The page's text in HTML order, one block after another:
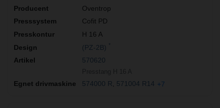
Oventrop
Cofit PD
H 16 A
(PZ-2B)
570620
574000 R 571004 R14 +7